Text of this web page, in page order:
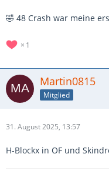
🤣 48 Crash war meine
1
Martin0815
Mitglied
31. August 2025, 13:57
H-Blockx in OF und